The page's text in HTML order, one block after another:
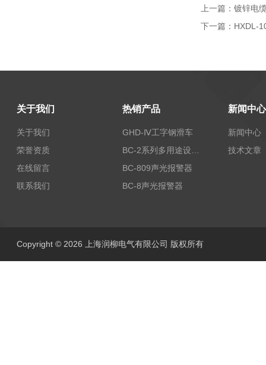
上一篇： 镀锌电
下一篇： HXDL-
关于我们
关于我们
荣誉资质
在线留言
联系我们
热销产品
GHD-Ⅳ工字钢滑车
BC-809声光报警器
BC-8声光报警器
新闻中心
新闻中心
技术文章
Copyright © 2026 上海润柳电气有限公司 版权所有